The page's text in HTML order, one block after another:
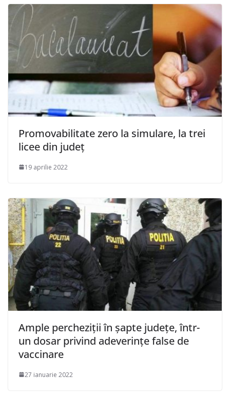
Promovabilitate zero la simulare, la trei
licee din județ
19 aprilie 2022
Ample percheziţii în şapte judeţe, într-
un dosar privind adeverinţe false de
vaccinare
27 ianuarie 2022